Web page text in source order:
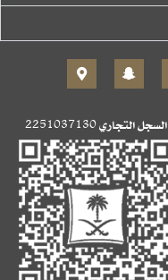
السجل التجاري2251037130